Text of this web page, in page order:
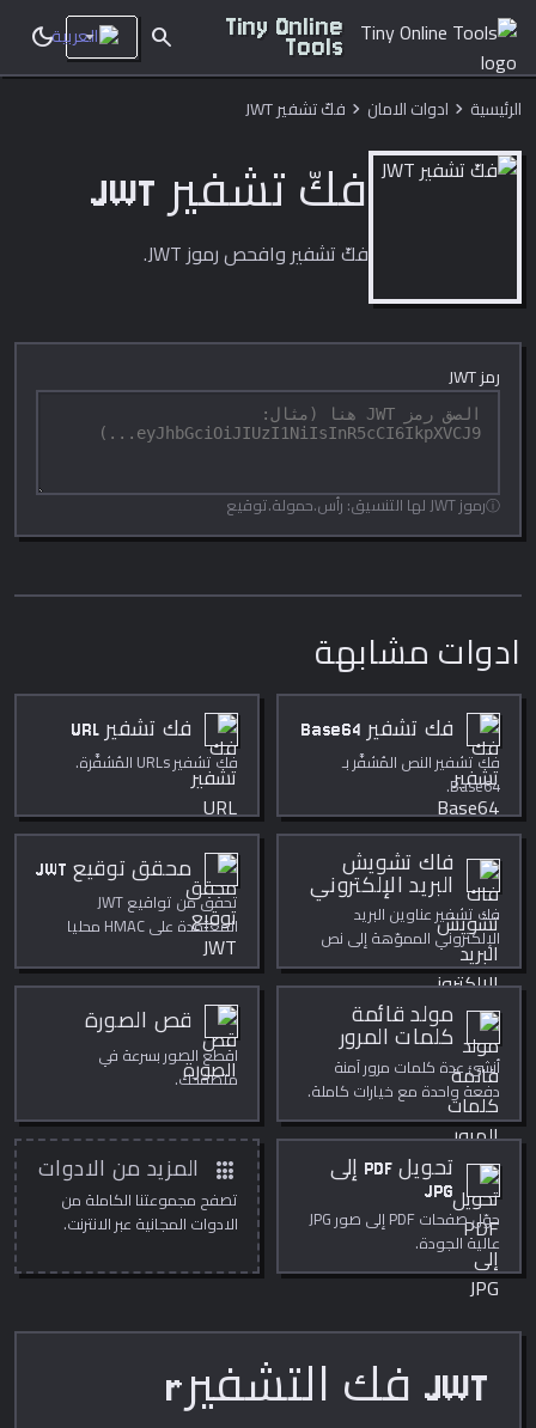
Tiny Online
Tools
search
dark_mode
الرئيسية chevron_right ادوات الامان chevron_right فكّ تشفير JWT
فكّ تشفير JWT
فكّ تشفير وافحص رموز JWT.
رمز JWT
رموز JWT لها التنسيق: رأس.حمولة.توقيع
ادوات مشابهة
فك تشفير Base64
فك تشفير النص المُشفَّر بـ
Base64.
فك تشفير URL
فك تشفير URLs المُشفَّرة.
فاك تشويش
البريد الإلكتروني
فك تشفير عناوين البريد
الإلكتروني المموّهة إلى نص
عادي. كيانات HTML وBase64
وROT13 و[at]/[dot] والنص
المعكوس.
محقق توقيع JWT
تحقق من تواقيع JWT
المعتمدة على HMAC محليا
داخل المتصفح.
مولد قائمة
كلمات المرور
أنشئ عدة كلمات مرور آمنة
دفعة واحدة مع خيارات كاملة.
قص الصورة
اقطع الصور بسرعة في
متصفحك.
تحويل PDF إلى
JPG
حوّل صفحات PDF إلى صور JPG
عالية الجودة.
apps المزيد من الادوات
تصفح مجموعتنا الكاملة من
الادوات المجانية عبر الانترنت.
JWT فك التشفيرr